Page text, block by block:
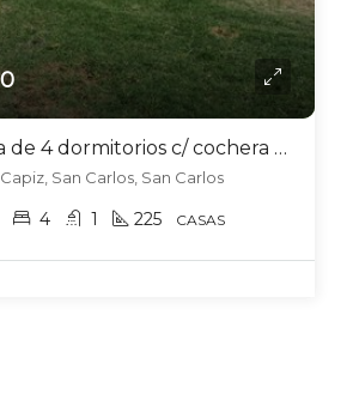
Casa en venta de 4 dormitorios c/ cochera en San Carlos
San Carlos, San Carlos
4 1 225 CASAS